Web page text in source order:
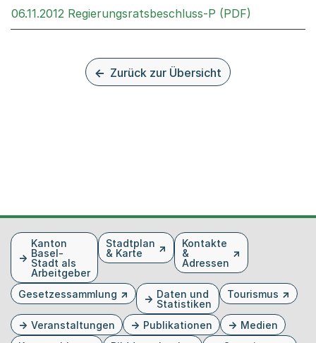
06.11.2012 Regierungsratsbeschluss-P (PDF)
Zurück zur Übersicht
FusszeileKanton
Basel-
Stadt als
Arbeitgeber
Stadtplan
& Karte
Kontakte
&
Adressen
Gesetzessammlung
Daten und
Statistiken
Tourismus
Veranstaltungen Publikationen
Medien